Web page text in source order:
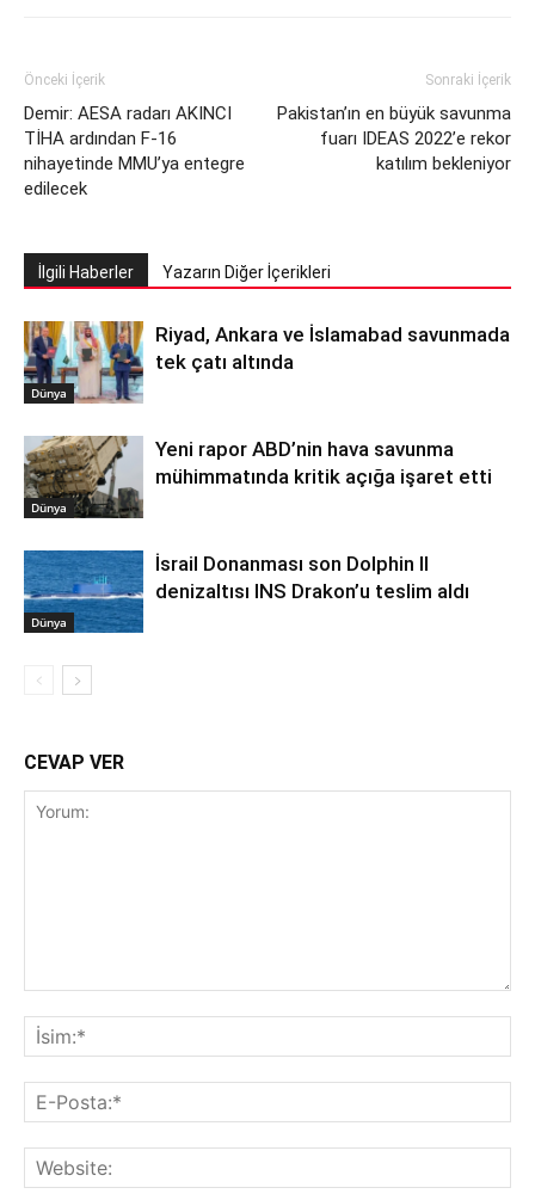
Önceki İçerik
Demir: AESA radarı AKINCI
TİHA ardından F-16
nihayetinde MMU’ya entegre
edilecek
Sonraki İçerik
Pakistan’ın en büyük savunma
fuarı IDEAS 2022’e rekor
katılım bekleniyor
İlgili Haberler Yazarın Diğer İçerikleri
Dünya
Riyad, Ankara ve İslamabad savunmada
tek çatı altında
Dünya
Yeni rapor ABD’nin hava savunma
mühimmatında kritik açığa işaret etti
Dünya
İsrail Donanması son Dolphin II
denizaltısı INS Drakon’u teslim aldı
CEVAP VER